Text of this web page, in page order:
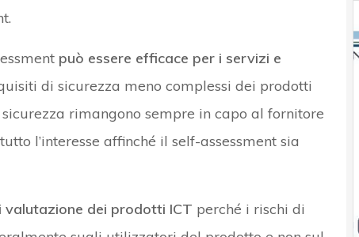
può essere efficace per i servizi e
di sicurezza meno complessi dei prodotti
rimangono sempre in capo al fornitore
l’interesse affinché il self-assessment sia
dei prodotti ICT perché i rischi di